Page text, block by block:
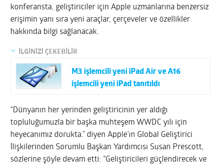
konferansta, geliştiriciler için Apple uzmanlarına benzersiz
erişimin yanı sıra yeni araçlar, çerçeveler ve özellikler
hakkında bilgi sağlanacak.
İLGİNİZİ ÇEKEBİLİR
M3 işlemcili yeni iPad Air ve A16
işlemcili yeni iPad tanıtıldı
“Dünyanın her yerinden geliştiricinin yer aldığı
topluluğumuzla bir başka muhteşem WWDC yılı için
heyecanımız dorukta.” diyen Apple’ın Global Geliştirici
İlişkilerinden Sorumlu Başkan Yardımcısı Susan Prescott,
sözlerine şöyle devam etti: “Geliştiricileri güçlendirecek ve